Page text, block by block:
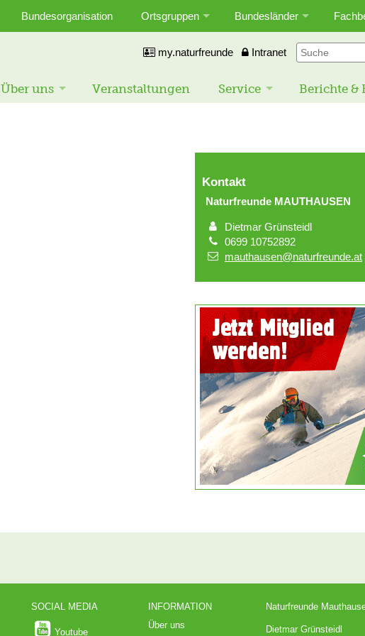
Bundesorganisation Ortsgruppen Bundesländer
my.naturfreunde Intranet
Über uns Veranstaltungen Service Berichte &
Kontakt
Naturfreunde MAUTHAUSEN
Dietmar Grünsteidl
0699 10752892
mauthausen@naturfreunde.at
SOCIAL MEDIA
Youtube
INFORMATION
Über uns
Naturfreunde
Dietmar Grünsteidl